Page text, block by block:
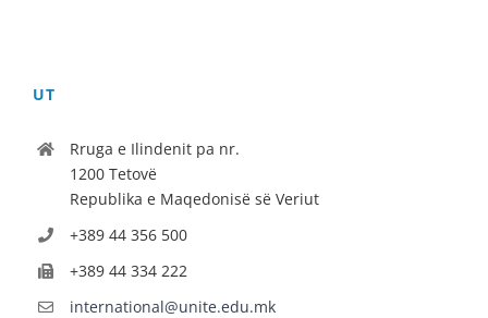
UT
Rruga e Ilindenit pa nr.
1200 Tetovë
Republika e Maqedonisë së Veriut
+389 44 356 500
+389 44 334 222
international@unite.edu.mk